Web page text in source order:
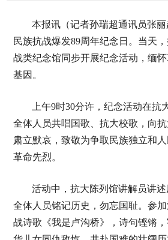
本报讯（记者孙瑞超通讯员张
民族抗战爆发89周年纪念日。当天
战类纪念馆同步开展纪念活动，缅
基因。
上午9时30分许，纪念活动在抗
全体人员共唱国歌、抗大校歌，向
肃立默哀，致敬为争取民族独立和
革命先烈。
活动中，抗大陈列馆讲解员讲
全体人员铭记历史，勿忘国耻。参
战诗歌《我是卢沟桥》，诗句铿锵